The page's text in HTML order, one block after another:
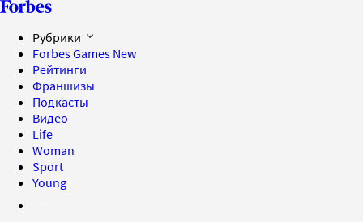
Рубрики
Forbes Games New
Рейтинги
Франшизы
Подкасты
Видео
Life
Woman
Sport
Young